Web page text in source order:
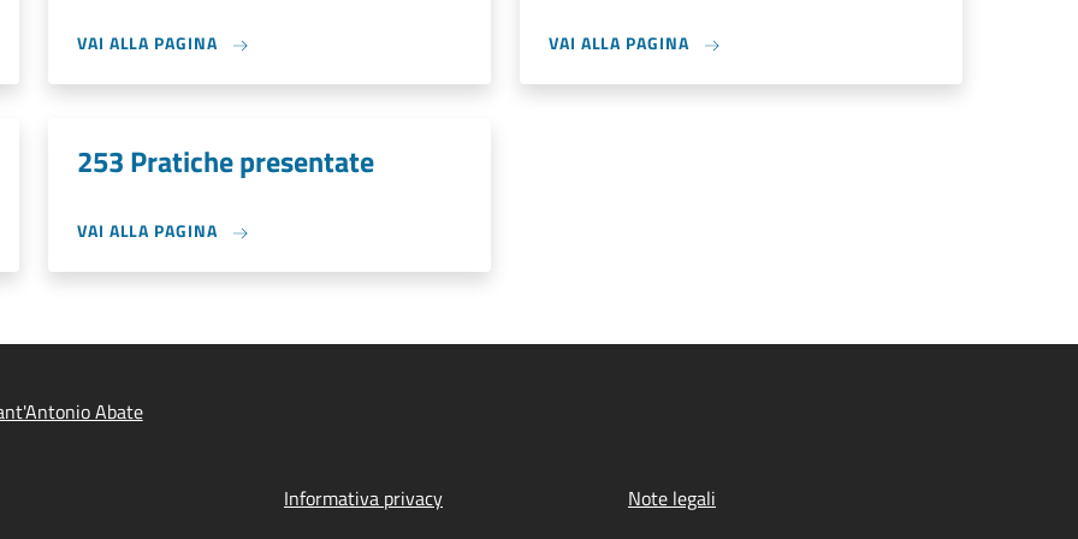
VAI ALLA PAGINA VAI ALLA PAGINA
253 Pratiche presentate
VAI ALLA PAGINA
Abate
Informativa privacy
Note legali